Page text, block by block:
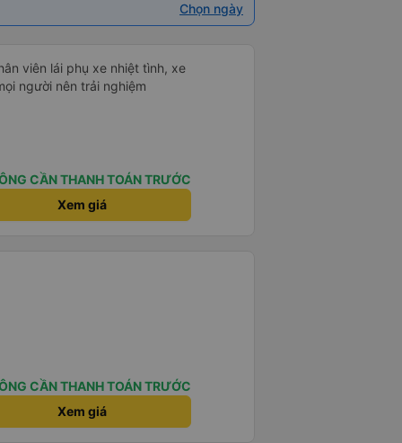
Chọn ngày
viên lái phụ xe nhiệt tình, xe
người nên trải nghiệm
CẦN THANH TOÁN TRƯỚC
Xem giá
CẦN THANH TOÁN TRƯỚC
Xem giá